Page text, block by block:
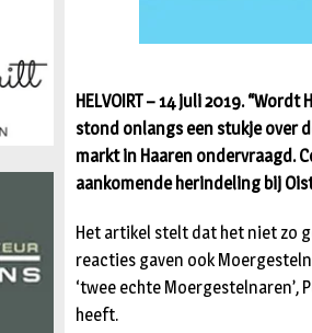
HELVOIRT – 14 juli 2019.
stond onlangs een stukje over
markt in Haaren ondervraagd.
aankomende herindeling bij
Het artikel stelt dat het niet zo
reacties gaven ook
‘twee echte Moergestelnaren’,
heeft.